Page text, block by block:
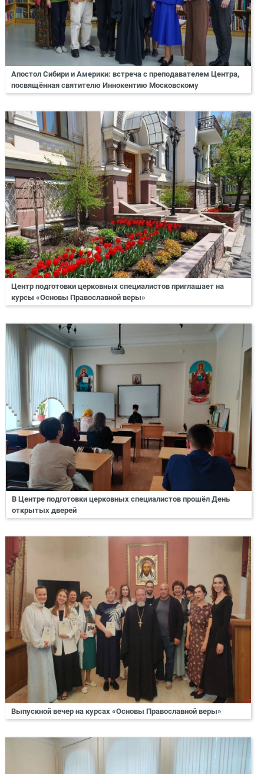
Апостол Сибири и Америки: встреча с преподавателем Центра,
посвящённая святителю Иннокентию Московскому
Центр подготовки церковных специалистов приглашает на
курсы «Основы Православной веры»
В Центре подготовки церковных специалистов прошёл День
открытых дверей
Выпускной вечер на курсах «Основы Православной веры»